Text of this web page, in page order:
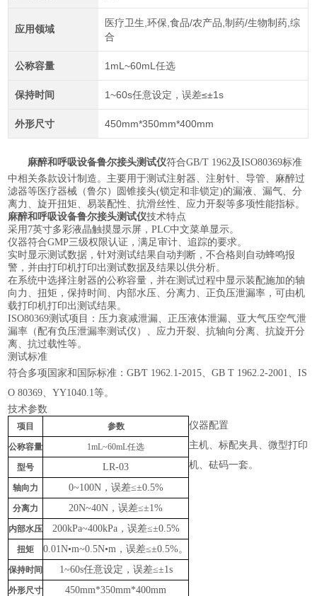
应用领域
医疗卫生,环保,食品/农产品,制药/生物制药,综
合
公称容量 1mL~60mL任选
保持时间 1~60s任意设定，误差≤±1s
外形尺寸 450mm*350mm*400mm
麻醉和呼吸设备鲁尔接头测试仪符合GB/T 1962及ISO80369标准
中相关条款设计制造。主要用于测试注射器、注射针、导管、麻醉过
滤器等医疗器械（鲁尔）圆锥接头(锁定和非锁定)的漏液、漏气、分
离力、旋开扭矩、易装配性、抗滑丝性、应力开裂等多项性能指标。
麻醉和呼吸设备鲁尔接头测试仪技术特点
采用7英寸多彩液晶触摸显示屏，PLC中文菜单显示。
仪器符合GMP三级权限认证，满足审计、追踪的要求。
实时显示测试数据，针对测试结果自动判断，不合格则自动蜂鸣报
警，并由打印机打印出测试数据及结果以供分析。
在系统中选择注射器的公称容量，并在测试过程中显示装配施加的轴
向力、扭矩，保持时间、内部水压、分离力、正负压泄漏率，可由机
载打印机打印出测试结果。
ISO80369测试项目：压力衰减泄漏、正压液体泄漏、亚大气压空气泄
漏率（配有负压泄漏率测试仪）、应力开裂、抗轴向分离、抗旋开分
离、抗过载性等。
测试标准
符合多项国家和国际标准：GB∕T 1962.1-2015、GB T 1962.2-2001、IS
O 80369、YY1040.1等。
技术参数
项目 参数
公称容量 1mL~60mL任选
型号 LR-03
轴向力 0~100N，误差≤±0.5%
分离力 20N~40N，误差≤±1%
内部水压 200kPa~400kPa，误差≤±0.5%
扭矩 0.01N•m~0.5N•m，误差≤±0.5%。
保持时间 1~60s任意设定，误差≤±1s
外形尺寸 450mm*350mm*400mm
仪器配置
主机、标配夹具、微型打印
机、砝码一套。